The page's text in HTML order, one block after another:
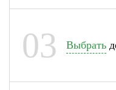
03 Выбрать